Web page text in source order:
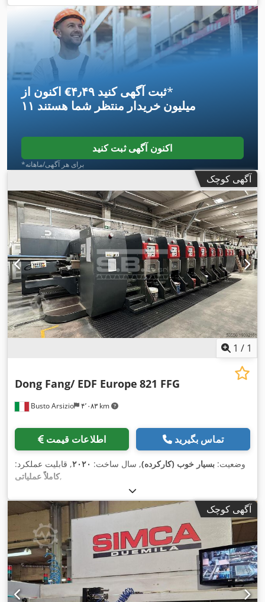
اکنون از ‎€۴٫۴۹ ثبت آگهی کنید*
۱۱ میلیون خریدار منتظر شما هستند
اکنون آگهی ثبت کنید
*برای هر آگهی/ماهانه
آگهی کوچک
1 / 1
Busto Arsizio ۴٬۰۸۳ km
Dong Fang/ EDF Europe 821 FFG
اطلاعات قیمت تماس بگیرید
وضعیت: بسیار خوب (کارکرده), سال ساخت: ۲۰۲۰, قابلیت عملکرد:
کاملاً عملیاتی,
آگهی کوچک